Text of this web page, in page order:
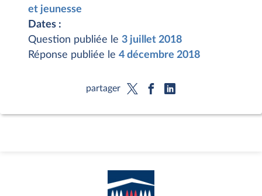
et jeunesse
Dates :
Question publiée le 3 juillet 2018
Réponse publiée le 4 décembre 2018
partager